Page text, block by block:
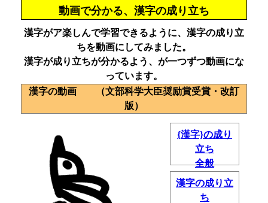
動画で分かる、漢字の成り立ち
漢字がア楽しんで学習できるように、漢字の成り立
ちを動画にしてみました。
漢字が成り立ちが分かるよう、が一つずつ動画にな
っています。
漢字の動画 （文部科学大臣奨励賞受賞・改訂
版）
{漢字}の成り
立ち
全般
漢字の成り立
ち